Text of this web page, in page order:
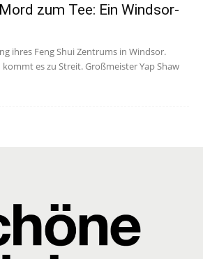
zum Tee: Ein Windsor-
ihres Feng Shui Zentrums in Windsor.
es zu Streit. Großmeister Yap Shaw